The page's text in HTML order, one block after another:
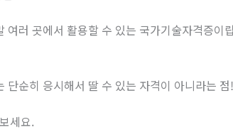
여러 곳에서 활용할 수 있는 국가기술자격증
단순히 응시해서 딸 수 있는 자격이 아니라는 점!
세요.